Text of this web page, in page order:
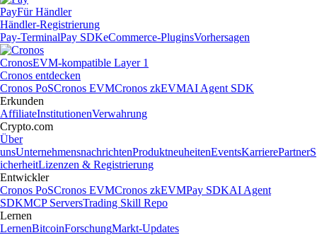
PayFür Händler
Händler-Registrierung
Pay-TerminalPay SDKeCommerce-PluginsVorhersagen
CronosEVM-kompatible Layer 1
Cronos entdecken
Cronos PoSCronos EVMCronos zkEVMAI Agent SDK
Erkunden
AffiliateInstitutionenVerwahrung
Crypto.com
Über
unsUnternehmensnachrichtenProduktneuheitenEventsKarrierePartnerS
icherheitLizenzen & Registrierung
Entwickler
Cronos PoSCronos EVMCronos zkEVMPay SDKAI Agent
SDKMCP ServersTrading Skill Repo
Lernen
LernenBitcoinForschungMarkt-Updates